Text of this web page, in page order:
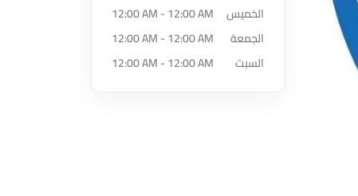
الخميس
12:00 AM - 12:00 AM
الجمعة
12:00 AM - 12:00 AM
السبت
12:00 AM - 12:00 AM